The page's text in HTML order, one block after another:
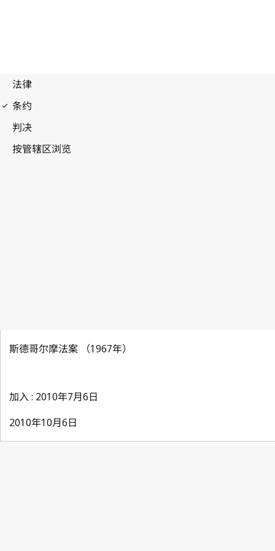
斯德哥尔摩法案 （1967年）
加入 : 2010年7月6日
2010年10月6日